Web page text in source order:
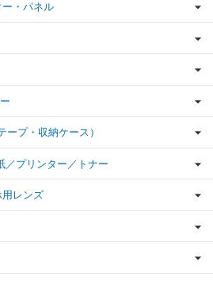
・パネル
ープ・収納ケース）
／プリンター／トナー
レンズ